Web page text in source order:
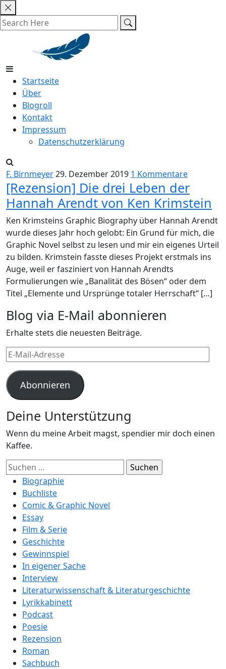
Skip
to
content
Startseite
Über
Blogroll
Kontakt
Impressum
Datenschutzerklärung
F. Birnmeyer29. Dezember 2019 1 Kommentare
[Rezension] Die drei Leben der
Hannah Arendt von Ken Krimstein
Ken Krimsteins Graphic Biography über Hannah Arendt
wurde dieses Jahr hoch gelobt: Ein Grund für mich, die
Graphic Novel selbst zu lesen und mir ein eigenes Urteil
zu bilden. Krimstein fasste dieses Projekt erstmals ins
Auge, weil er fasziniert von Hannah Arendts
Formulierungen wie „Banalität des Bösen“ oder dem
Titel „Elemente und Ursprünge totaler Herrschaft“ […]
Blog via E-Mail abonnieren
Erhalte stets die neuesten Beiträge.
E-
Mail-
Adresse
Abonnieren
Deine Unterstützung
Wenn du meine Arbeit magst, spendier mir doch einen
Kaffee.
Suchen
nach:Biographie
Buchliste
Comic & Graphic Novel
Essay
Film & Serie
Geschichte
Gewinnspiel
In eigener Sache
Interview
Literaturwissenschaft & Literaturgeschichte
Lyrikkabinett
Podcast
Poesie
Rezension
Roman
Sachbuch